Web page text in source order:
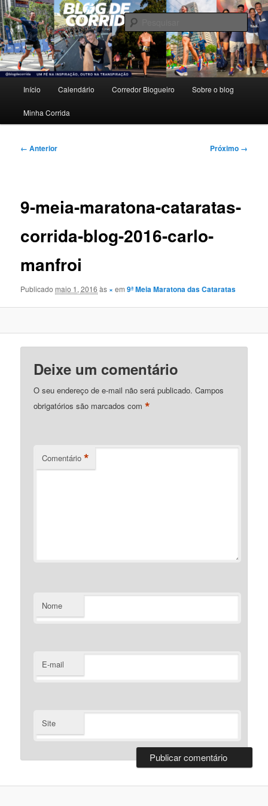
Pular
para
o
conteúdo
principalBlog de Corrida
Um pé na inspiração, outro na transpiração.
principal
Início Calendário Corredor Blogueiro Sobre o blog
Minha Corrida
Navegação
← Anterior Próximo →
9-meia-maratona-cataratas-
corrida-blog-2016-carlo-
manfroi
Publicadomaio 1, 2016 às ×em9ª Meia Maratona das Cataratas
Deixe um comentário
O seu endereço de e-mail não será publicado. Campos
obrigatórios são marcados com*
Comentário *
Nome
E-mail
Site